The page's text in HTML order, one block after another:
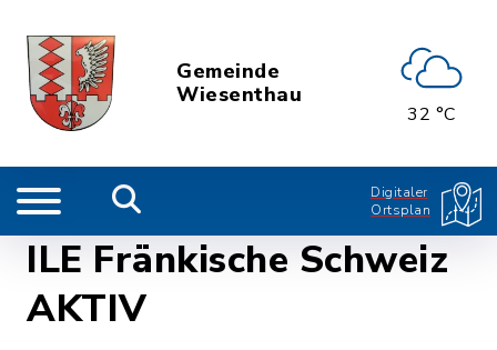
Gemeinde
Wiesenthau
32 °C
Digitaler
Ortsplan
ILE Fränkische Schweiz
AKTIV